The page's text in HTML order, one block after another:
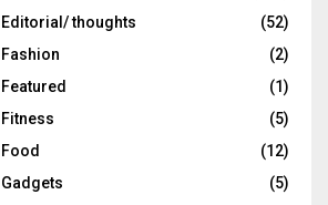
Editorial/ thoughts
(52)
Fashion
(2)
Featured
(1)
Fitness
(5)
Food
(12)
Gadgets
(5)